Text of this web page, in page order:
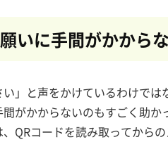
いに手間がかから
」と声をかけているわけでは
がかからないのもすごく助か
QRコードを読み取ってから